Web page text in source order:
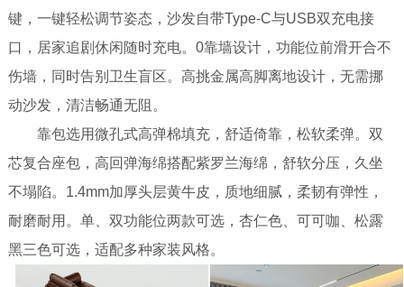
键，一键轻松调节姿态，沙发自带Type-C与USB双充电接
口，居家追剧休闲随时充电。0靠墙设计，功能位前滑开合不
伤墙，同时告别卫生盲区。高挑金属高脚离地设计，无需挪
动沙发，清洁畅通无阻。
靠包选用微孔式高弹棉填充，舒适倚靠，松软柔弹。双
芯复合座包，高回弹海绵搭配紫罗兰海绵，舒软分压，久坐
不塌陷。1.4mm加厚头层黄牛皮，质地细腻，柔韧有弹性，
耐磨耐用。单、双功能位两款可选，杏仁色、可可咖、松露
黑三色可选，适配多种家装风格。